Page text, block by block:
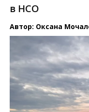
в НСО
Автор: Оксана